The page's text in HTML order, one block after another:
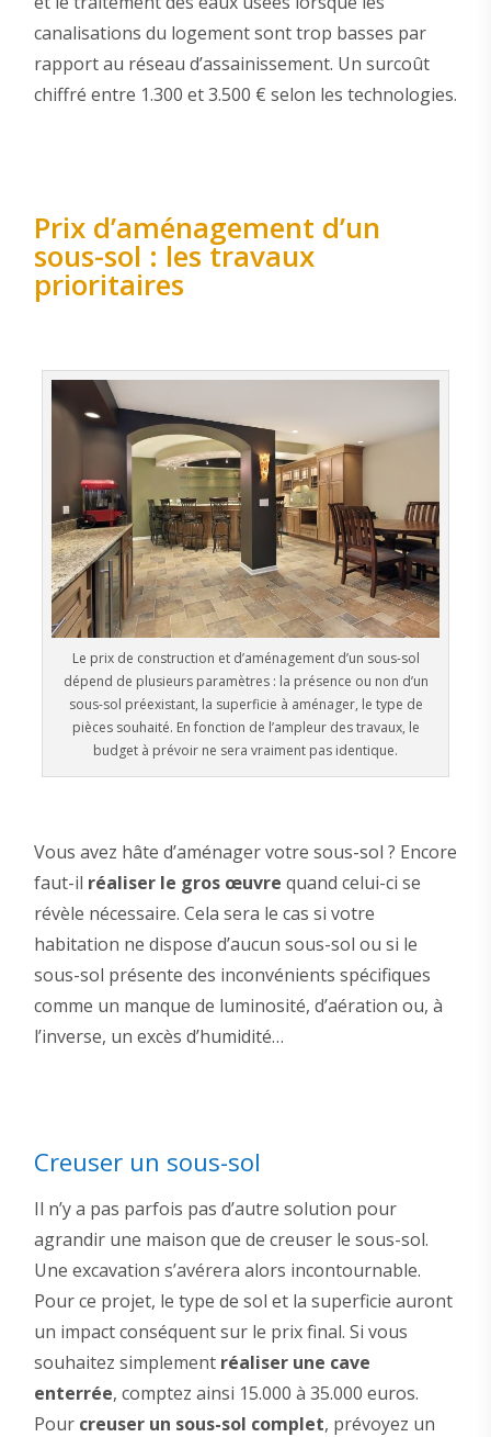
canalisations du logement sont trop basses par
rapport au réseau d’assainissement. Un surcoût
chiffré entre 1.300 et 3.500 € selon les technologies.
Prix d’aménagement d’un
sous-sol : les travaux
prioritaires
Le prix de construction et d’aménagement d’un sous-sol
dépend de plusieurs paramètres : la présence ou non d’un
sous-sol préexistant, la superficie à aménager, le type de
pièces souhaité. En fonction de l’ampleur des travaux, le
budget à prévoir ne sera vraiment pas identique.
Vous avez hâte d’aménager votre sous-sol ? Encore
faut-il réaliser le gros œuvre quand celui-ci se
révèle nécessaire. Cela sera le cas si votre
habitation ne dispose d’aucun sous-sol ou si le
sous-sol présente des inconvénients spécifiques
comme un manque de luminosité, d’aération ou, à
l’inverse, un excès d’humidité…
Creuser un sous-sol
Il n’y a pas parfois pas d’autre solution pour
agrandir une maison que de creuser le sous-sol.
Une excavation s’avérera alors incontournable.
Pour ce projet, le type de sol et la superficie auront
un impact conséquent sur le prix final. Si vous
souhaitez simplement réaliser une cave
enterrée, comptez ainsi 15.000 à 35.000 euros.
Pour creuser un sous-sol complet, prévoyez un